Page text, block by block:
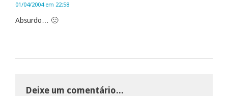
01/04/2004 em 22:58
Absurdo… 🙂
Deixe um comentário...